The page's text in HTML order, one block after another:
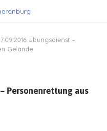
Übungsdienst –
Gelände
Personenrettung aus